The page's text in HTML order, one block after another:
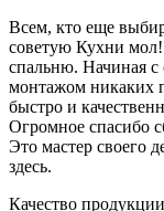
Всем, кто еще
советую Кухни
спальню. Начиная с
монтажом никаких
быстро и
Огромное спасибо
Это мастер своего
здесь.
Качество продукции